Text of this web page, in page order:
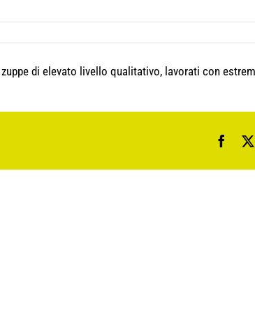
di elevato livello qualitativo, lavorati con